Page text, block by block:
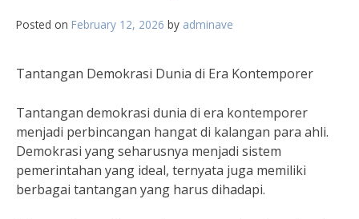
Posted on February 12, 2026 by adminave
Tantangan Demokrasi Dunia di Era Kontemporer
Tantangan demokrasi dunia di era kontemporer
menjadi perbincangan hangat di kalangan para ahli.
Demokrasi yang seharusnya menjadi sistem
pemerintahan yang ideal, ternyata juga memiliki
berbagai tantangan yang harus dihadapi.